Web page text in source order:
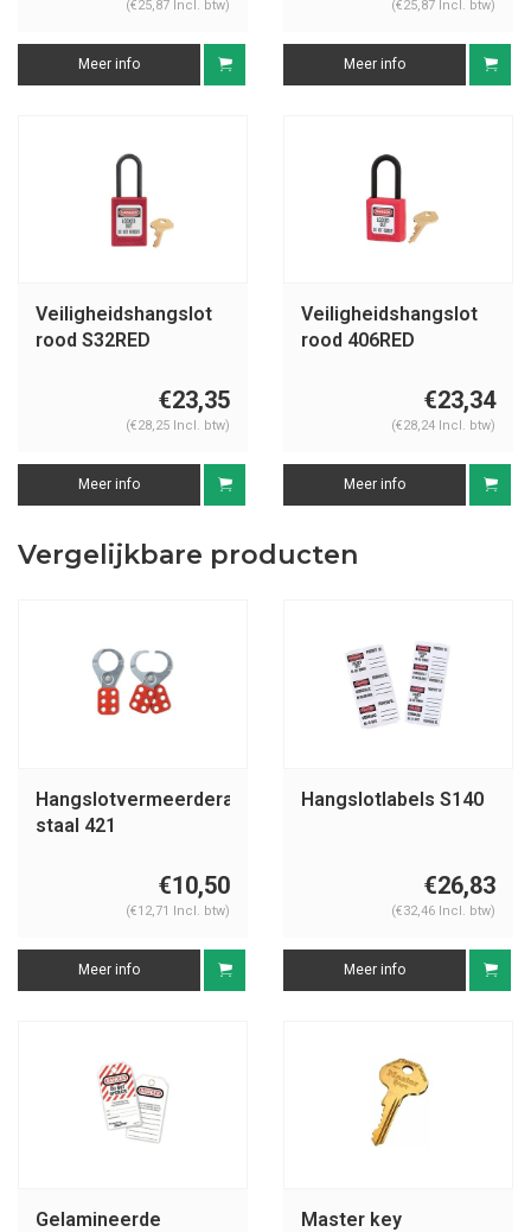
(€25,87 Incl. btw)
Meer info
(€25,87 Incl. btw)
Meer info
Veiligheidshangslot
rood S32RED
€23,35
(€28,25 Incl. btw)
Meer info
Veiligheidshangslot
rood 406RED
€23,34
(€28,24 Incl. btw)
Meer info
Vergelijkbare producten
Hangslotvermeerderaar
staal 421
€10,50
(€12,71 Incl. btw)
Meer info
Hangslotlabels S140
€26,83
(€32,46 Incl. btw)
Meer info
Gelamineerde
Master key